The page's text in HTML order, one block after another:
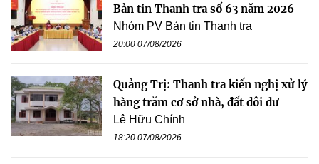
Bản tin Thanh tra số 63 năm 2026
Nhóm PV Bản tin Thanh tra
20:00 07/08/2026
Quảng Trị: Thanh tra kiến nghị xử lý
hàng trăm cơ sở nhà, đất dôi dư
Lê Hữu Chính
18:20 07/08/2026